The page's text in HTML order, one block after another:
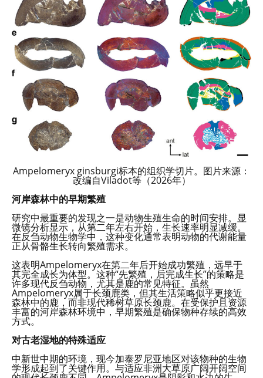
Ampelomeryx ginsburgi标本的组织学切片。图片来源：
改编自Viladot等（2026年）
河岸森林中的早期繁殖
研究中最重要的发现之一是动物生殖生命的时间安排。显
微镜分析显示，从第二年左右开始，生长速率明显减缓。
在反刍动物生物学中，这种变化通常表明动物的代谢能量
正从骨骼生长转向繁殖需求。
这表明Ampelomeryx在第二年后开始成功繁殖，远早于
其完全成长为体型。这种“先繁殖，后完成生长”的策略是
许多现代反刍动物，尤其是鹿的常见特征。虽然
Ampelomeryx属于长颈鹿类，但其生活策略似乎更接近
森林中的鹿，而非现代稀树草原长颈鹿。在受保护且资源
丰富的河岸森林环境中，早期繁殖是确保物种存续的高效
方式。
对古老湿地的特殊适应
中新世中期的环境，现今加泰罗尼亚地区对该物种的生物
学形成起到了关键作用。与适应非洲大草原广阔开阔空间